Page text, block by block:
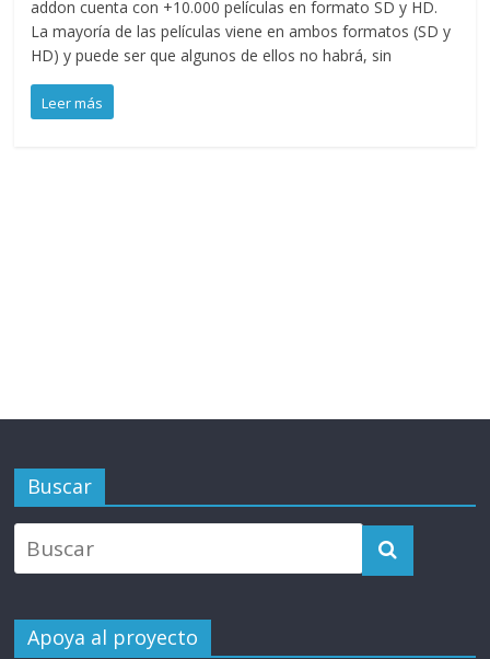
addon cuenta con +10.000 películas en formato SD y HD.
La mayoría de las películas viene en ambos formatos (SD y
HD) y puede ser que algunos de ellos no habrá, sin
Leer más
Buscar
Apoya al proyecto